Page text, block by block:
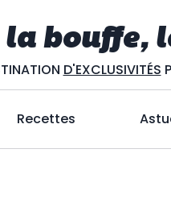
la bouffe,
D'EXCLUSIVITÉS
Recettes